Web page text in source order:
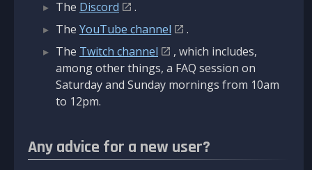
The Discord
.
The YouTube channel
.
The Twitch channel
, which includes,
among other things, a FAQ session on
Saturday and Sunday mornings from 10am
to 12pm.
Any advice for a new user?